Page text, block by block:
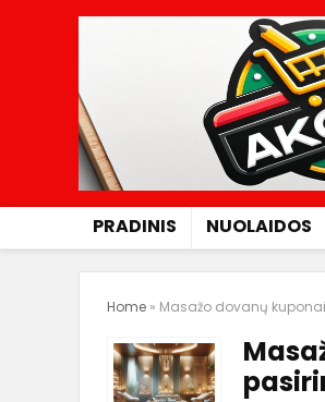
PRADINIS NUOLAIDOS
Home » Masažo dovanų